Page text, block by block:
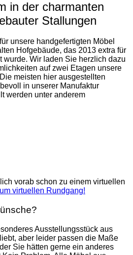
in der charmanten
Stallungen
unsere handgefertigten Möbel
Hofgebäude, das 2013 extra für
wurde. Wir laden Sie herzlich dazu
auf zwei Etagen unsere
meisten hier ausgestellten
in unserer Manufaktur
werden unter anderem
vorab schon zu einem virtuellen
virtuellen Rundgang!
Ausstellungsstück aus
aber leider passen die Maße
Sie hätten gerne ein anderes